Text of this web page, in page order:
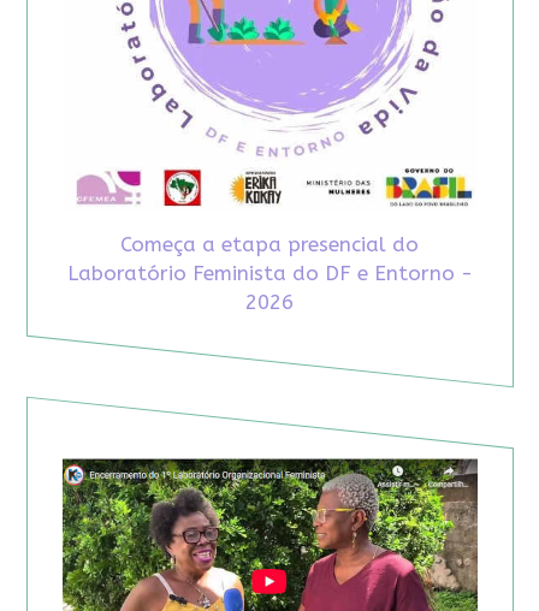
Começa a etapa presencial do
Laboratório Feminista do DF e Entorno -
2026